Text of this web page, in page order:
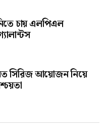
চায় এলপিএল
সিরিজ আয়োজন নিয়ে